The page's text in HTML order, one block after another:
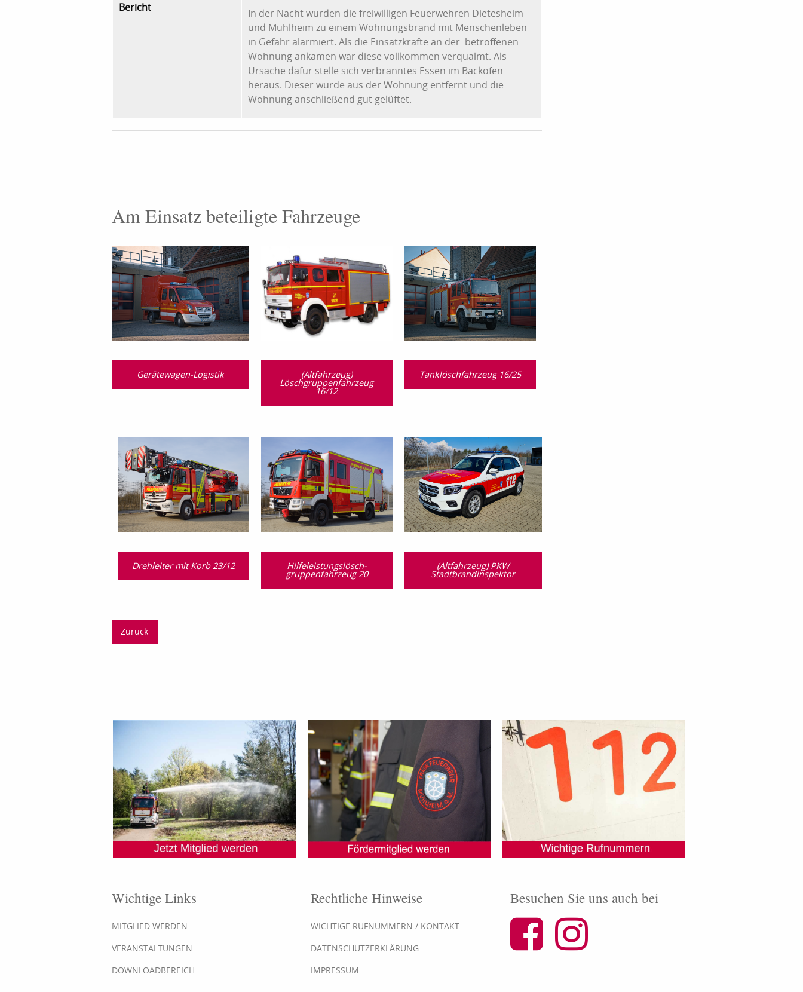
Bericht
In der Nacht wurden die freiwilligen Feuerwehren Dietesheim
und Mühlheim zu einem Wohnungsbrand mit Menschenleben
in Gefahr alarmiert. Als die Einsatzkräfte an der betroffenen
Wohnung ankamen war diese vollkommen verqualmt. Als
Ursache dafür stelle sich verbranntes Essen im Backofen
heraus. Dieser wurde aus der Wohnung entfernt und die
Wohnung anschließend gut gelüftet.
Am Einsatz beteiligte Fahrzeuge
Gerätewagen-Logistik (Altfahrzeug)
Löschgruppenfahrzeug
16/12
Tanklöschfahrzeug 16/25
Drehleiter mit Korb 23/12 Hilfeleistungslösch­
gruppen­fahrzeug 20
(Altfahrzeug) PKW
Stadtbrandinspektor
Zurück
Wichtige Links
MITGLIED WERDEN
VERANSTALTUNGEN
DOWNLOADBEREICH
Rechtliche Hinweise
WICHTIGE RUFNUMMERN / KONTAKT
DATENSCHUTZERKLÄRUNG
IMPRESSUM
Besuchen Sie uns auch bei